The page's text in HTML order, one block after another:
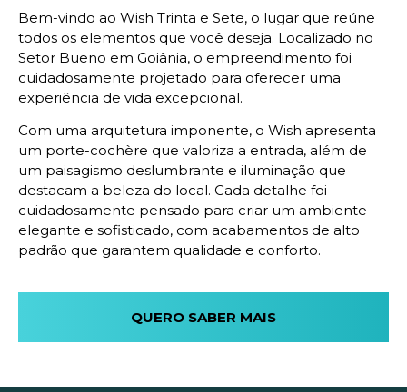
Bem-vindo ao Wish Trinta e Sete, o lugar que reúne
todos os elementos que você deseja. Localizado no
Setor Bueno em Goiânia, o empreendimento foi
cuidadosamente projetado para oferecer uma
experiência de vida excepcional.
Com uma arquitetura imponente, o Wish apresenta
um porte-cochère que valoriza a entrada, além de
um paisagismo deslumbrante e iluminação que
destacam a beleza do local. Cada detalhe foi
cuidadosamente pensado para criar um ambiente
elegante e sofisticado, com acabamentos de alto
padrão que garantem qualidade e conforto.
QUERO SABER MAIS